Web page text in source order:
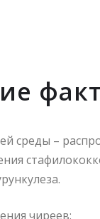
среды –
чиреев: